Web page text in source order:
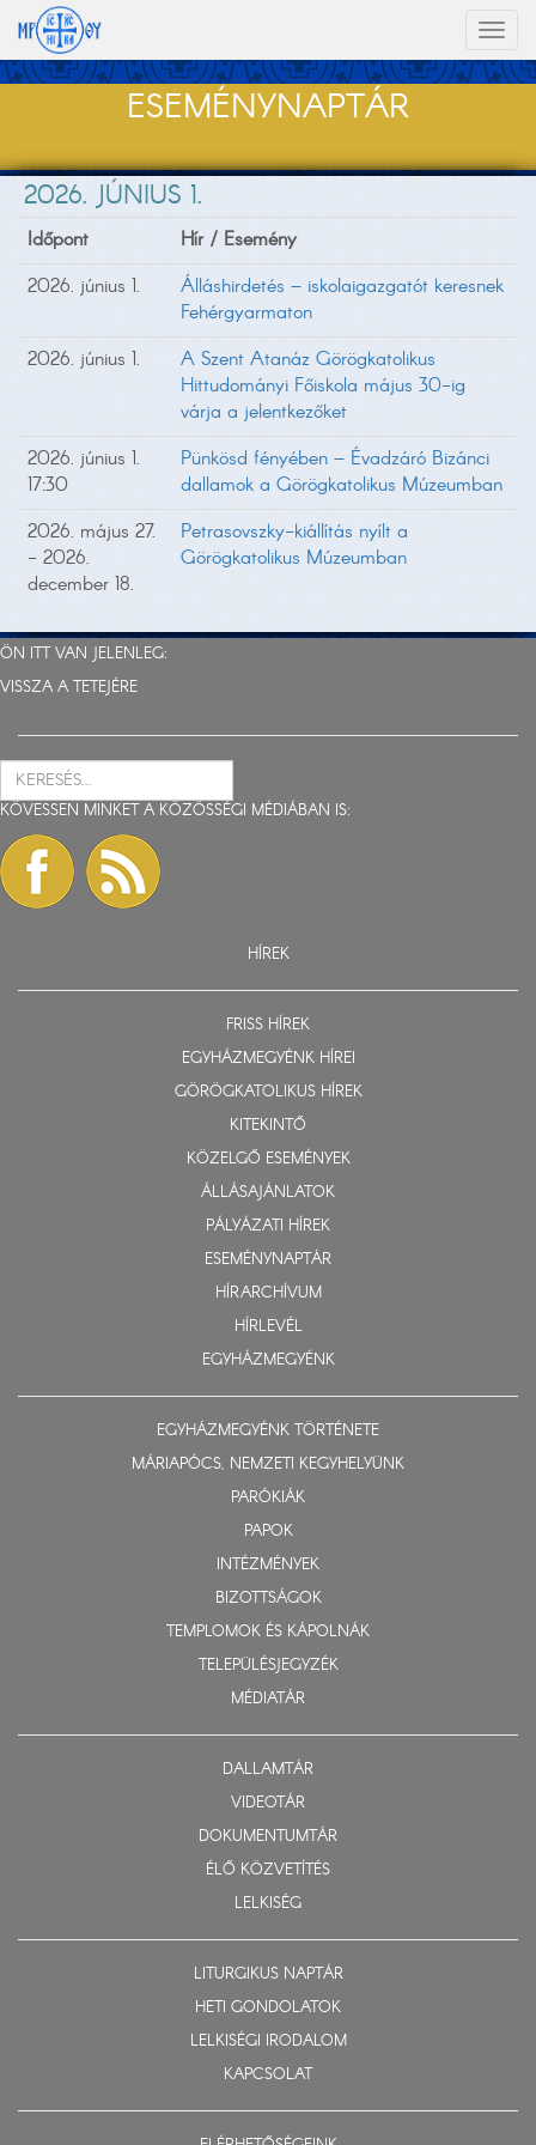
ESEMÉNYNAPTÁR
2026. JÚNIUS 1.
Időpont
Hír / Esemény
2026. június 1.
Álláshirdetés – iskolaigazgatót keresnek
Fehérgyarmaton
2026. június 1.
A Szent Atanáz Görögkatolikus
Hittudományi Főiskola május 30-ig
várja a jelentkezőket
2026. június 1.
17:30
Pünkösd fényében – Évadzáró Bizánci
dallamok a Görögkatolikus Múzeumban
2026. május 27.
- 2026.
december 18.
Petrasovszky-kiállítás nyílt a
Görögkatolikus Múzeumban
ÖN ITT VAN JELENLEG:
VISSZA A TETEJÉRE
KÖVESSEN MINKET A KÖZÖSSÉGI MÉDIÁBAN IS:
HÍREK
FRISS HÍREK
EGYHÁZMEGYÉNK HÍREI
GÖRÖGKATOLIKUS HÍREK
KITEKINTŐ
KÖZELGŐ ESEMÉNYEK
ÁLLÁSAJÁNLATOK
PÁLYÁZATI HÍREK
ESEMÉNYNAPTÁR
HÍRARCHÍVUM
HÍRLEVÉL
EGYHÁZMEGYÉNK
EGYHÁZMEGYÉNK TÖRTÉNETE
MÁRIAPÓCS, NEMZETI KEGYHELYÜNK
PARÓKIÁK
PAPOK
INTÉZMÉNYEK
BIZOTTSÁGOK
TEMPLOMOK ÉS KÁPOLNÁK
TELEPÜLÉSJEGYZÉK
MÉDIATÁR
DALLAMTÁR
VIDEOTÁR
DOKUMENTUMTÁR
ÉLŐ KÖZVETÍTÉS
LELKISÉG
LITURGIKUS NAPTÁR
HETI GONDOLATOK
LELKISÉGI IRODALOM
KAPCSOLAT